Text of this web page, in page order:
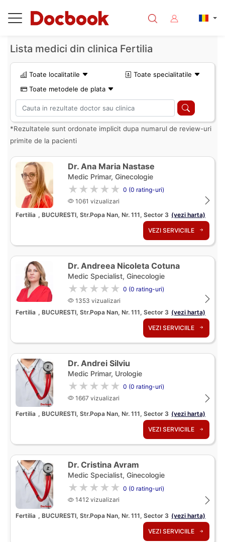
Lista medici din clinica Fertilia
Toate localitatile
Toate specialitatile
Toate metodele de plata
*Rezultatele sunt ordonate implicit dupa numarul de review-uri
primite de la pacienti
Dr. Ana Maria Nastase
Medic Primar, Ginecologie
★★★★★ 0 (0 rating-uri)
1061 vizualizari
Fertilia , BUCURESTI, Str.Popa Nan, Nr. 111, Sector 3 (vezi harta)
VEZI SERVICIILE
Dr. Andreea Nicoleta Cotuna
Medic Specialist, Ginecologie
★★★★★ 0 (0 rating-uri)
1353 vizualizari
Fertilia , BUCURESTI, Str.Popa Nan, Nr. 111, Sector 3 (vezi harta)
VEZI SERVICIILE
Dr. Andrei Silviu
Medic Primar, Urologie
★★★★★ 0 (0 rating-uri)
1667 vizualizari
Fertilia , BUCURESTI, Str.Popa Nan, Nr. 111, Sector 3 (vezi harta)
VEZI SERVICIILE
Dr. Cristina Avram
Medic Specialist, Ginecologie
★★★★★ 0 (0 rating-uri)
1412 vizualizari
Fertilia , BUCURESTI, Str.Popa Nan, Nr. 111, Sector 3 (vezi harta)
VEZI SERVICIILE